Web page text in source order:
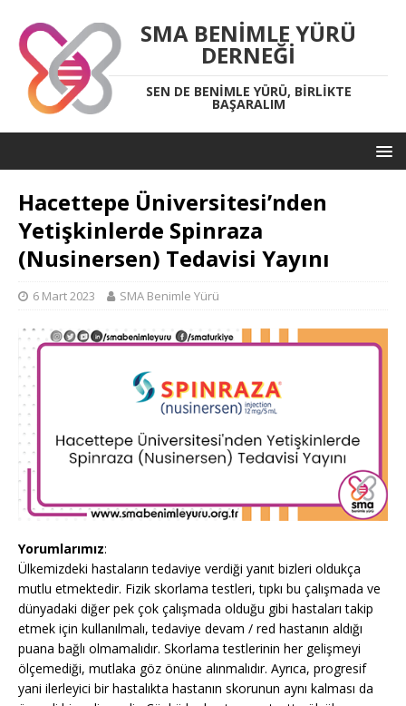
SMA BENIMLE YÜRÜ
DERNEĞI
SEN DE BENIMLE YÜRÜ, BIRLIKTE
BAŞARALIM
Hacettepe Üniversitesi’nden
Yetişkinlerde Spinraza
(Nusinersen) Tedavisi Yayını
6 Mart 2023 SMA Benimle Yürü
Yorumlarımız:
Ülkemizdeki hastaların tedaviye verdiği yanıt bizleri oldukça
mutlu etmektedir. Fizik skorlama testleri, tıpkı bu çalışmada ve
dünyadaki diğer pek çok çalışmada olduğu gibi hastaları takip
etmek için kullanılmalı, tedaviye devam / red hastanın aldığı
puana bağlı olmamalıdır. Skorlama testlerinin her gelişmeyi
ölçemediği, mutlaka göz önüne alınmalıdır. Ayrıca, progresif
yani ilerleyici bir hastalıkta hastanın skorunun aynı kalması da